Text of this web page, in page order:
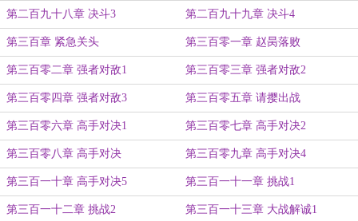
第二百九十八章 决斗3 第二百九十九章 决斗4
第三百章 紧急关头 第三百零一章 赵昺落败
第三百零二章 强者对敌1 第三百零三章 强者对敌2
第三百零四章 强者对敌3 第三百零五章 请撄出战
第三百零六章 高手对决1 第三百零七章 高手对决2
第三百零八章 高手对决 第三百零九章 高手对决4
第三百一十章 高手对决5 第三百一十一章 挑战1
第三百一十二章 挑战2 第三百一十三章 大战解诚1